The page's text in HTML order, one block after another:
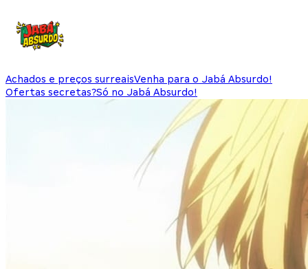
Achados e preços surreaisVenha para o Jabá Absurdo!
Ofertas secretas?Só no Jabá Absurdo!